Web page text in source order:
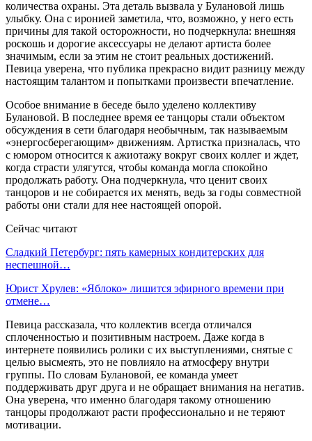
количества охраны. Эта деталь вызвала у Булановой лишь
улыбку. Она с иронией заметила, что, возможно, у него есть
причины для такой осторожности, но подчеркнула: внешняя
роскошь и дорогие аксессуары не делают артиста более
значимым, если за этим не стоит реальных достижений.
Певица уверена, что публика прекрасно видит разницу между
настоящим талантом и попытками произвести впечатление.
Особое внимание в беседе было уделено коллективу
Булановой. В последнее время ее танцоры стали объектом
обсуждения в сети благодаря необычным, так называемым
«энергосберегающим» движениям. Артистка призналась, что
с юмором относится к ажиотажу вокруг своих коллег и ждет,
когда страсти улягутся, чтобы команда могла спокойно
продолжать работу. Она подчеркнула, что ценит своих
танцоров и не собирается их менять, ведь за годы совместной
работы они стали для нее настоящей опорой.
Сейчас читают
Сладкий Петербург: пять камерных кондитерских для
неспешной…
Юрист Хрулев: «Яблоко» лишится эфирного времени при
отмене…
Певица рассказала, что коллектив всегда отличался
сплоченностью и позитивным настроем. Даже когда в
интернете появились ролики с их выступлениями, снятые с
целью высмеять, это не повлияло на атмосферу внутри
группы. По словам Булановой, ее команда умеет
поддерживать друг друга и не обращает внимания на негатив.
Она уверена, что именно благодаря такому отношению
танцоры продолжают расти профессионально и не теряют
мотивации.